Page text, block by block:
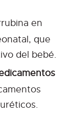
en
que
del bebé.